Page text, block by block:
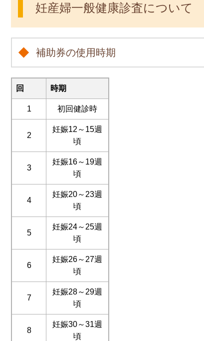
妊産婦一般健康診査について
補助券の使用時期
回 時期
1 初回健診時
2
妊娠12～15週
頃
3
妊娠16～19週
頃
4
妊娠20～23週
頃
5
妊娠24～25週
頃
6
妊娠26～27週
頃
7
妊娠28～29週
頃
8
妊娠30～31週
頃